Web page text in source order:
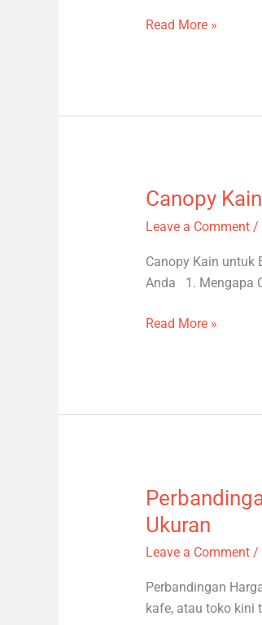
Publik
Read More »
Canopy
Leave a Comment /
Canopy Kain untuk
Anda 1. Mengapa
Canopy
Event
Outdoor
Bazar
Read More »
Ukuran
Leave a Comment /
Perbandingan
kafe, atau toko kini
Perbandingan
Harga
Canopy
Kain
Berdasarkan
Jenis